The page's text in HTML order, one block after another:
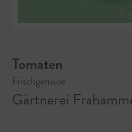
©
Tomaten
Frischgemüse
Gärtnerei